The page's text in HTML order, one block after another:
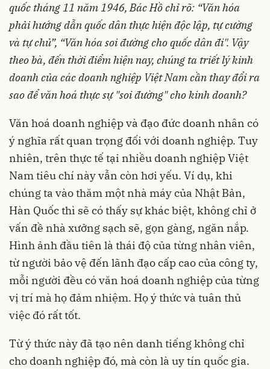
quốc tháng 11 năm 1946, Bác Hồ chỉ rõ: “Văn hóa
phải hướng dẫn quốc dân thực hiện độc lập, tự cường
và tự chủ”, “Văn hóa soi đường cho quốc dân đi". Vậy
theo bà, đến thời điểm hiện nay, chúng ta triết lý kinh
doanh của các doanh nghiệp Việt Nam cần thay đổi ra
sao để văn hoá thực sự "soi đường" cho kinh doanh?
Văn hoá doanh nghiệp và đạo đức doanh nhân có
ý nghĩa rất quan trọng đối với doanh nghiệp. Tuy
nhiên, trên thực tế tại nhiều doanh nghiệp Việt
Nam tiêu chí này vẫn còn hơi yếu. Ví dụ, khi
chúng ta vào thăm một nhà máy của Nhật Bản,
Hàn Quốc thì sẽ có thấy sự khác biệt, không chỉ ở
vấn đề nhà xưởng sạch sẽ, gọn gàng, ngăn nắp.
Hình ảnh đầu tiên là thái độ của từng nhân viên,
từ người bảo vệ đến lãnh đạo cấp cao của công ty,
mỗi người đều có văn hoá doanh nghiệp của từng
vị trí mà họ đảm nhiệm. Họ ý thức và tuân thủ
việc đó rất tốt.
Từ ý thức này đã tạo nên danh tiếng không chỉ
cho doanh nghiệp đó, mà còn là uy tín quốc gia.